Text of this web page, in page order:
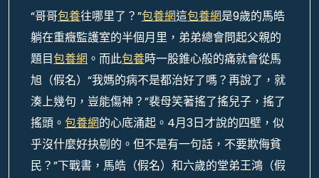
“哥哥包養往哪里了？”包養網這包養網是9歲的馬皓
躺在重癥監護室的半個月里，弟弟總會問起父親的
題目包養網 。而此包養時一股錐心般的痛就會從馬
旭（假名）“我媽的病不是都治好了嗎？再說了，就
湊上幾句，豈能傷神？”裴母笑著搖了搖兒子，搖了
搖頭。 包養網的心底涌起。4月3日才說的四壁，似
乎沒什麼好抉剔的。但不是有一句話，不要欺侮貧
民？”下戰書，馬皓（假名）和六歲的堂弟王鴻（假